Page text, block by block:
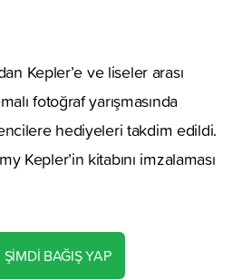
Kepler’e ve liseler arası
fotoğraf yarışmasında
hediyeleri takdim edildi.
Kepler’in kitabını imzalaması
ŞİMDİ BAĞIŞ YAP